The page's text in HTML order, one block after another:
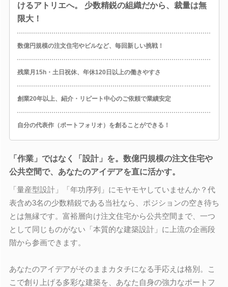
けるアトリエへ。 少数精鋭の組織だから、裁量は無
限大！
数億円規模の注文住宅やビルなど、毎回新しい挑戦！
残業月15h・土日祝休、年休120日以上の働きやすさ
創業20年以上、紹介・リピート中心のご依頼で業績安定
自分の代表作（ポートフォリオ）を創ることができる！
「作業」ではなく「設計」を。数億円規模の注文住宅や
公共空間で、あなたのアイデアを直に活かす。
「量産型設計」「年功序列」にモヤモヤしていませんか？代
表含め3名の少数精鋭である当社なら、ポジションの空き待ち
とは無縁です。富裕層向け注文住宅から公共空間まで、一つ
として同じものがない「本質的な建築設計」に上流の企画段
階から参画できます。
あなたのアイデアがそのままカタチになる手応えは格別。こ
こで創り上げる多彩な建築を、あなた自身の強力なポートフ